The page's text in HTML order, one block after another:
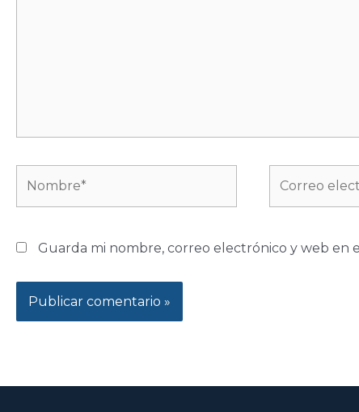
Guarda mi nombre, correo electrónico y web en